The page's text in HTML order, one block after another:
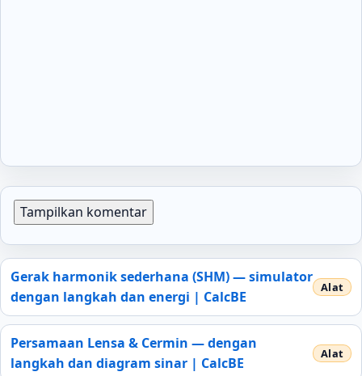
Tampilkan komentar
Gerak harmonik sederhana (SHM) — simulator
dengan langkah dan energi | CalcBE
Persamaan Lensa & Cermin — dengan
langkah dan diagram sinar | CalcBE